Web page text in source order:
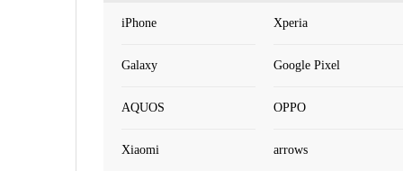
iPhone Xperia
Galaxy Google Pixel
AQUOS OPPO
Xiaomi arrows